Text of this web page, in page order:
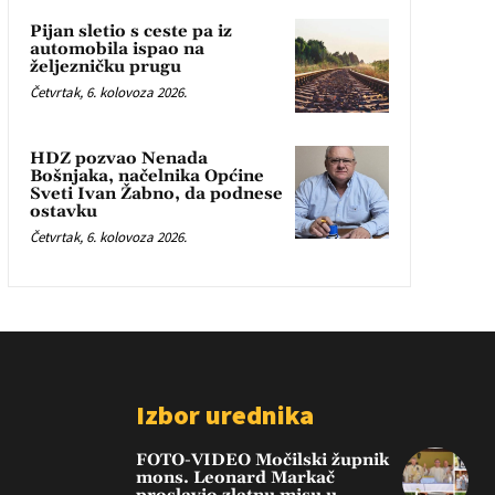
Pijan sletio s ceste pa iz
automobila ispao na
željezničku prugu
Četvrtak, 6. kolovoza 2026.
HDZ pozvao Nenada
Bošnjaka, načelnika Općine
Sveti Ivan Žabno, da podnese
ostavku
Četvrtak, 6. kolovoza 2026.
Izbor urednika
FOTO-VIDEO Močilski župnik
mons. Leonard Markač